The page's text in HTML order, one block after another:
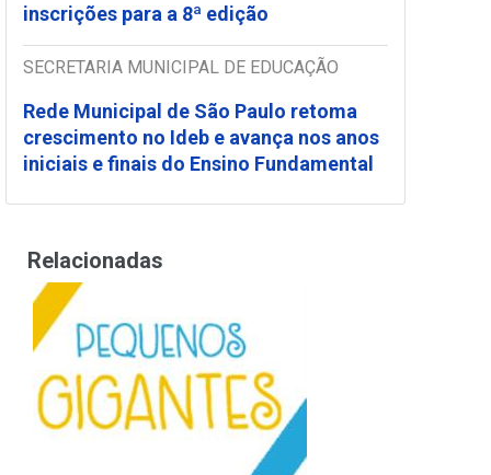
inscrições para a 8ª edição
SECRETARIA MUNICIPAL DE EDUCAÇÃO
Rede Municipal de São Paulo retoma
crescimento no Ideb e avança nos anos
iniciais e finais do Ensino Fundamental
Relacionadas